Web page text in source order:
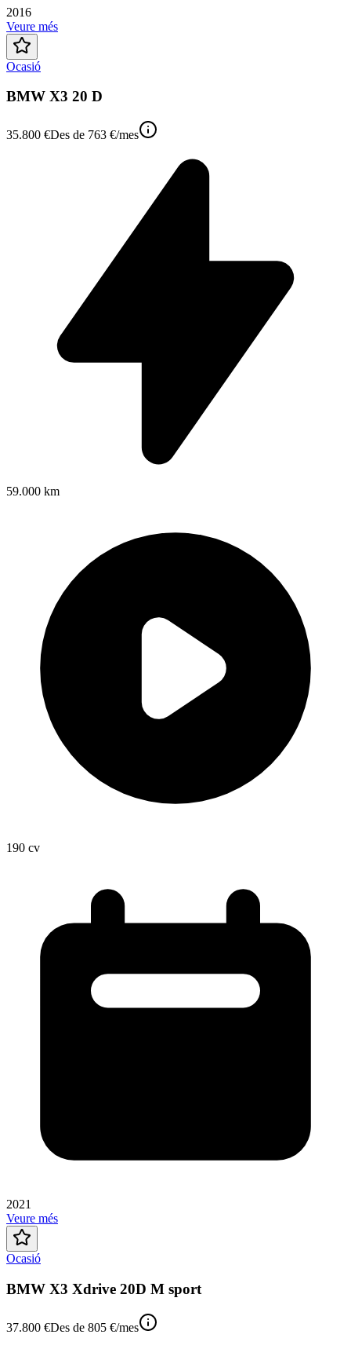
2016
Veure més
Ocasió
BMW X3 20 D
35.800 €Des de 763 €/mes
59.000 km
190 cv
2021
Veure més
Ocasió
BMW X3 Xdrive 20D M sport
37.800 €Des de 805 €/mes